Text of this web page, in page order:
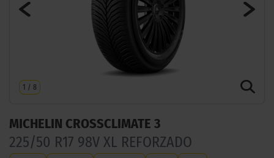
1 / 8
MICHELIN CROSSCLIMATE 3
225/50 R17 98V XL REFORZADO